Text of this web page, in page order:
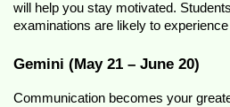
will help you stay motivated.
examinations are likely to
Gemini (May 21 – June 20)
Communication becomes your